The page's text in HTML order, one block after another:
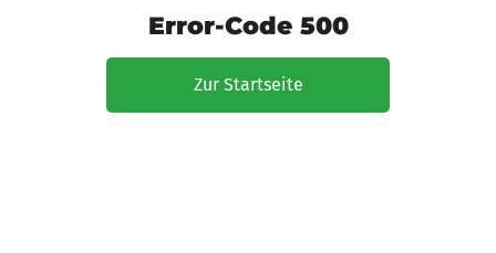
Error-Code 500
Zur Startseite